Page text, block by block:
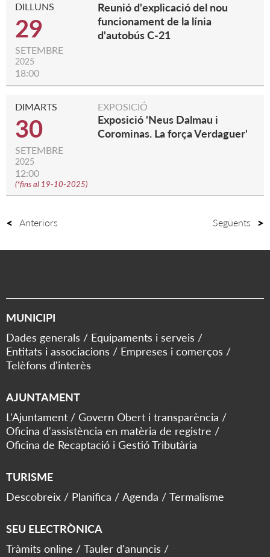
DILLUNS
29
SETEMBRE
2025
18:00
Reunió d'explicació del nou
funcionament de la línia
d'autobús C-21
DIMARTS
30
SETEMBRE
2025
12:00
(*fins al 19-10-2025)
EXPOSICIÓ
Exposició 'Neus Dalmau i
Corominas. La força Verdaguer'
Anteriors Següents
MUNICIPI
Dades generals
Equipaments i serveis
Entitats i associacions
Empreses i comerços
Telèfons d'interès
AJUNTAMENT
L'Ajuntament
Govern Obert i transparència
Oficina d'assistència en matèria de registre
Oficina de Recaptació i Gestió Tributària
TURISME
Descobreix
Planifica Agenda Termalisme
SEU ELECTRÒNICA
Tràmits online
Tauler d'anuncis